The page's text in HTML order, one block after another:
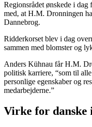
Regionsrådet ønskede i
med, at H.M. Dronningen
Dannebrog.
Ridderkorset blev i dag
sammen med blomster og
Anders Kühnau får H.M.
politisk karriere, “som til
personlige egenskaber og
medarbejderne.”
Virke for danske